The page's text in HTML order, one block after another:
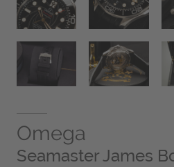
Omega
Seamaster James